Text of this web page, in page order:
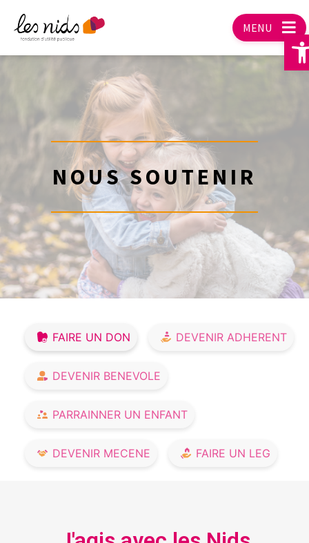
MENU
NOUS SOUTENIR
FAIRE UN DON DEVENIR ADHERENT
DEVENIR BENEVOLE
PARRAINNER UN ENFANT
DEVENIR MECENE FAIRE UN LEG